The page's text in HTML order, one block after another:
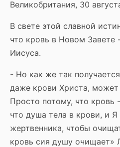
Великобритания, 30
В свете этой славной
что кровь в Новом Завете
Иисуса.
- Но как же так
даже крови Христа, может
Просто потому, что кровь
что душа тела в крови, и Я
жертвенника, чтобы
кровь сия душу очищает»